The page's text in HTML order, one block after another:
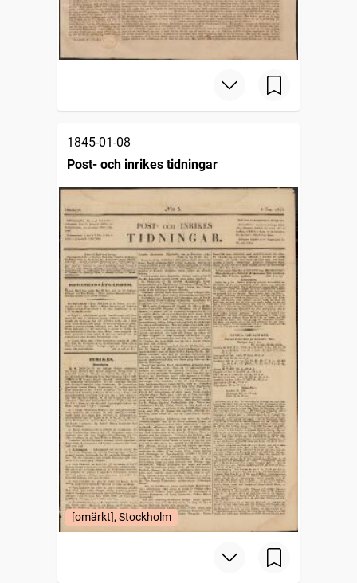
1845-01-08
Post- och inrikes tidningar
[omärkt], Stockholm